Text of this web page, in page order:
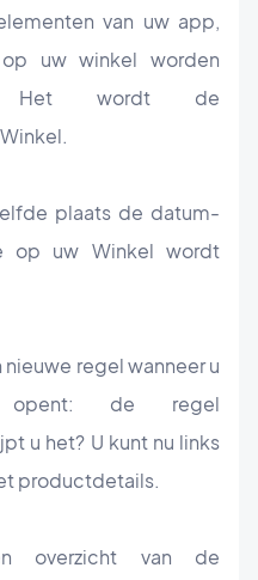
van uw app,
uw winkel worden
Het wordt de
plaats de datum-
op uw Winkel wordt
regel wanneer u
opent: de regel
u het? U kunt nu links
productdetails.
overzicht van de